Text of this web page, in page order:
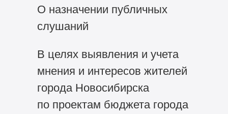
О назначении публичных
слушаний
В целях выявления и учета
мнения и интересов жителей
города Новосибирска
по проектам бюджета города